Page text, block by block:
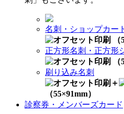
名刺・ショップカー
（
正方形名刺・正方形
（
刷り込み名刺
＋
（55×91mm）
診察券・メンバーズカード